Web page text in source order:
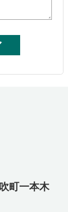
町一本木